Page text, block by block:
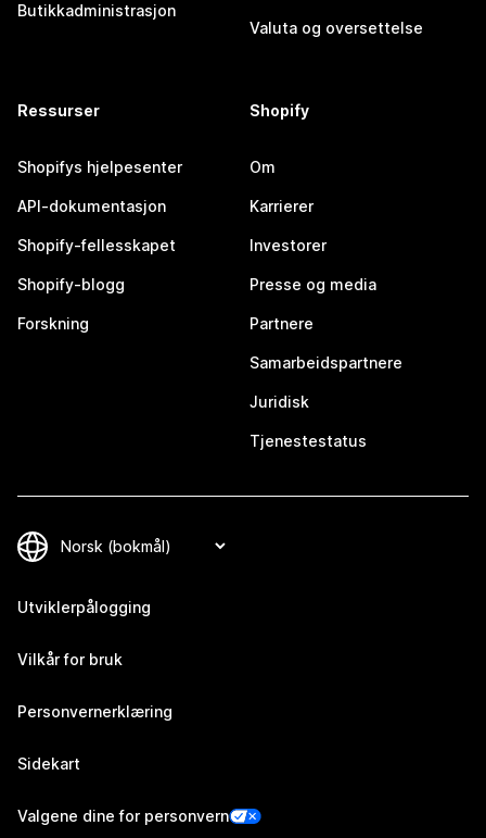
Butikkadministrasjon
Valuta og oversettelse
Ressurser
Shopifys hjelpesenter
API-dokumentasjon
Shopify-fellesskapet
Shopify-blogg
Forskning
Shopify
Om
Karrierer
Investorer
Presse og media
Partnere
Samarbeidspartnere
Juridisk
Tjenestestatus
Utviklerpålogging
Vilkår for bruk
Personvernerklæring
Sidekart
Valgene dine for personvern